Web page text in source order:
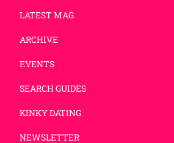
LATEST MAG
ARCHIVE
EVENTS
SEARCH GUIDES
KINKY DATING
NEWSLETTER